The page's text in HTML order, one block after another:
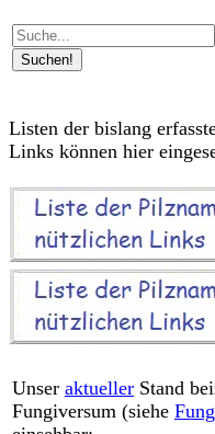
Suchen!
Listen der bislang
Links können hier
Unser aktueller Stand
Fungiversum (siehe